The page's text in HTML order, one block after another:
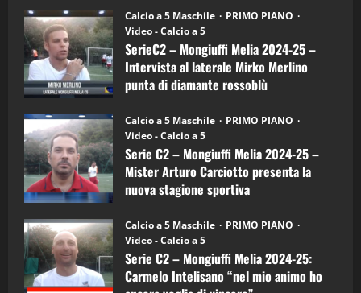
6)
–
Intervista
a
mister
Arturo
Carciotto
(Mongiuffi
Calcio a 5 Maschile
PRIMO PIANO
Video - Calcio a 5
SerieC2 – Mongiuffi Melia 2024-25 –
Intervista al laterale Mirko Merlino
punta di diamante rossoblù
Calcio a 5 Maschile
PRIMO PIANO
Video - Calcio a 5
Serie C2 – Mongiuffi Melia 2024-25 –
Mister Arturo Carciotto presenta la
nuova stagione sportiva
Calcio a 5 Maschile
PRIMO PIANO
Video - Calcio a 5
Serie C2 – Mongiuffi Melia 2024-25:
Carmelo Intelisano “nel mio animo ho
4
“SportEmpire” in Podcast: 27^ Puntata
(Martedi 14 Aprile 2026)
15/04/2026
5
“SportEmpire” in Podcast: 26^ Puntata
(Martedi 07 Aprile 2026)
08/04/2026
1
“SportEmpire” in Podcast: 30^ Puntata
(Martedi 05 Maggio 2026)
08/05/2026